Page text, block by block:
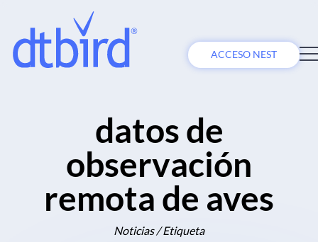
ACCESO NEST
datos de
observación
remota de aves
Noticias / Etiqueta